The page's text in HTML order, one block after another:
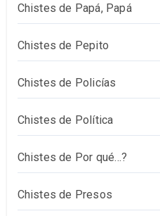
Chistes de Papá, Papá
Chistes de Pepito
Chistes de Policías
Chistes de Política
Chistes de Por qué…?
Chistes de Presos